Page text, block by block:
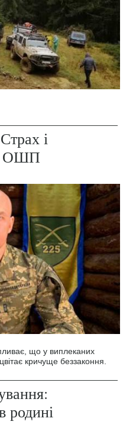
і
ОШП
що у виплеканих
кричуще беззаконня.
родині